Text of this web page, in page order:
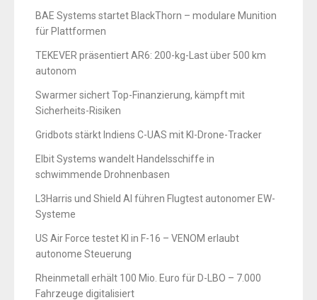
BAE Systems startet BlackThorn – modulare Munition
für Plattformen
TEKEVER präsentiert AR6: 200-kg-Last über 500 km
autonom
Swarmer sichert Top-Finanzierung, kämpft mit
Sicherheits-Risiken
Gridbots stärkt Indiens C-UAS mit KI-Drone-Tracker
Elbit Systems wandelt Handelsschiffe in
schwimmende Drohnenbasen
L3Harris und Shield AI führen Flugtest autonomer EW-
Systeme
US Air Force testet KI in F-16 – VENOM erlaubt
autonome Steuerung
Rheinmetall erhält 100 Mio. Euro für D-LBO – 7.000
Fahrzeuge digitalisiert